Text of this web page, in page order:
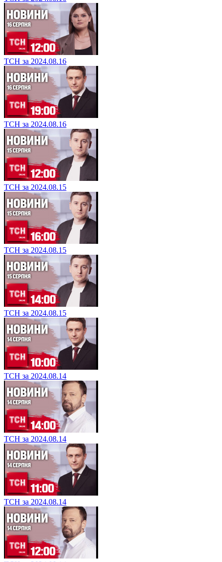
ТСН за 2024.08.16
ТСН за 2024.08.16
ТСН за 2024.08.15
ТСН за 2024.08.15
ТСН за 2024.08.15
ТСН за 2024.08.14
ТСН за 2024.08.14
ТСН за 2024.08.14